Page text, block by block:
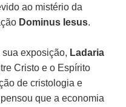
ao mistério da
Dominus Iesus.
exposição, Ladaria
Cristo e o Espírito
de cristologia e
que a economia